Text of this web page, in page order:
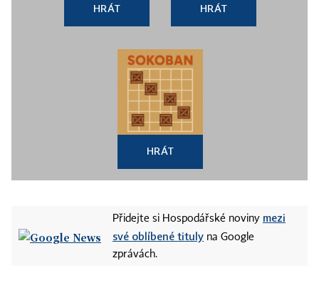
HRÁT HRÁT
HRÁT
Přidejte si Hospodářské noviny mezi
své oblíbené tituly na Google
zprávách.